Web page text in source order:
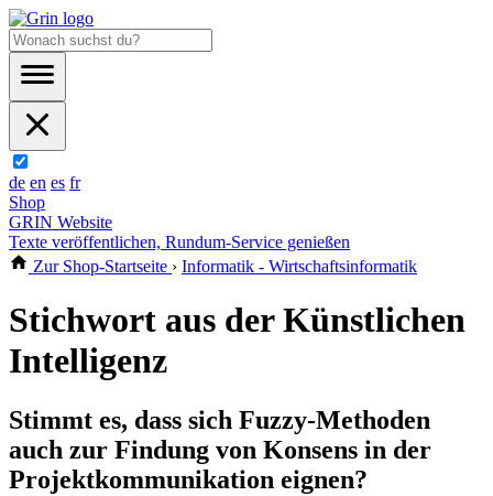
de en es fr
Shop
GRIN Website
Texte veröffentlichen, Rundum-Service genießen
Zur Shop-Startseite › Informatik - Wirtschaftsinformatik
Stichwort aus der Künstlichen
Intelligenz
Stimmt es, dass sich Fuzzy-Methoden
auch zur Findung von Konsens in der
Projektkommunikation eignen?